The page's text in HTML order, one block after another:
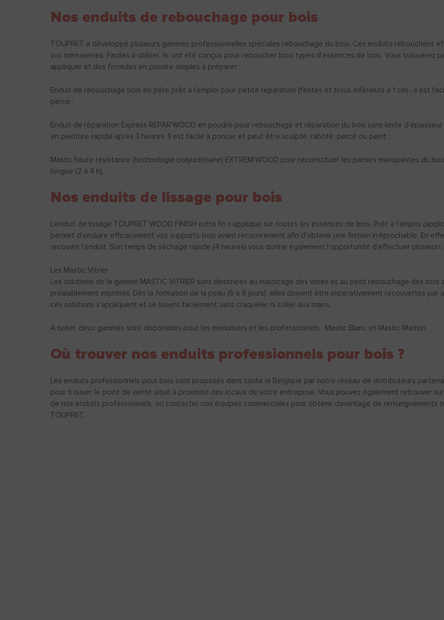
Nos enduits de rebouchage pour bois
TOUPRET a développé plusieurs gammes professionnelles spéciales rebouchage du bois. Ces enduits rebouchent
vos menuiseries. Faciles à utiliser, ils ont été conçus pour reboucher tous types d’essences de bois. Vous trouverez
appliquer et des formules en poudre simples à préparer :
Enduit de rebouchage bois en pâte prêt à l’emploi pour petite réparation (fentes et trous inférieurs à 1 cm) : il est
percé ;
Enduit de réparation Express REPAR'WOOD en poudre pour rebouchage et réparation du bois sans limite
en peinture rapide après 3 heures. Il est facile à poncer et peut être sculpté, raboté, percé ou peint ;
Mastic haute résistance (technologie polyuréthane) EXTREM’WOOD pour reconstituer les parties manquantes du
longue (2 à 4 h).
Nos enduits de lissage pour bois
L’enduit de lissage TOUPRET WOOD FINISH extra fin s’applique sur toutes les essences de bois. Prêt à l’emploi
permet d’enduire efficacement vos supports bois avant recouvrement afin d’obtenir une finition irréprochable. En
recouvrir l’enduit. Son temps de séchage rapide (4 heures) vous donne également l’opportunité d’effectuer
Les Mastic Vitrier
Les solutions de la gamme MASTIC VITRIER sont destinées au masticage des vitres et au petit rebouchage des bois
préalablement imprimés. Dès la formation de la peau (6 à 8 jours), elles doivent être impérativement recouvertes par
ces solutions s’appliquent et se lissent facilement sans craqueler ni coller aux mains.
A noter, deux gammes sont disponibles pour les menuisiers et les professionnels : Mastic Blanc et Mastic Marron.
Où trouver nos enduits professionnels pour bois ?
Les enduits professionnels pour bois sont proposés dans toute la Belgique par notre réseau de distributeurs
pour trouver le point de vente situé à proximité des locaux de votre entreprise. Vous pouvez également retrouver
de nos enduits professionnels, ou contacter nos équipes commerciales pour obtenir davantage de renseignements
TOUPRET.